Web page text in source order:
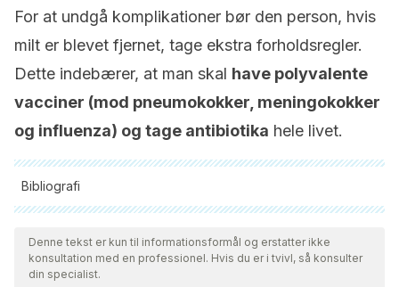
For at undgå komplikationer bør den person, hvis
milt er blevet fjernet, tage ekstra forholdsregler.
Dette indebærer, at man skal have polyvalente
vacciner (mod pneumokokker, meningokokker
og influenza) og tage antibiotika hele livet.
Bibliografi
Alle citerede kilder blev grundigt gennemgået af vores team
for at sikre deres kvalitet, pålidelighed, aktualitet og validitet.
Bibliografien i denne artikel blev betragtet som pålidelig og af
Denne tekst er kun til informationsformål og erstatter ikke
konsultation med en professionel. Hvis du er i tvivl, så konsulter
din specialist.